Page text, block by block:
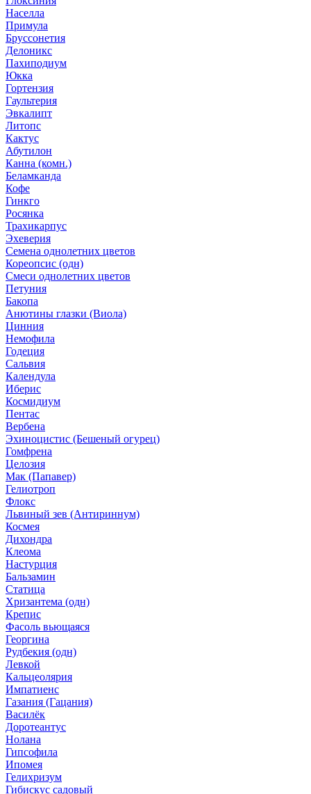
Населла
Примула
Бруссонетия
Делоникс
Пахиподиум
Юкка
Гортензия
Гаультерия
Эвкалипт
Литопс
Кактус
Абутилон
Канна (комн.)
Беламканда
Кофе
Гинкго
Росянка
Трахикарпус
Эхеверия
Семена однолетних цветов
Кореопсис (одн)
Смеси однолетних цветов
Петуния
Бакопа
Анютины глазки (Виола)
Цинния
Немофила
Годеция
Сальвия
Календула
Иберис
Космидиум
Пентас
Вербена
Эхиноцистис (Бешеный огурец)
Гомфрена
Целозия
Мак (Папавер)
Гелиотроп
Флокс
Львиный зев (Антириннум)
Космея
Дихондра
Клеома
Настурция
Бальзамин
Статица
Хризантема (одн)
Крепис
Фасоль вьющаяся
Георгина
Рудбекия (одн)
Левкой
Кальцеолярия
Импатиенс
Газания (Гацания)
Василёк
Доротеантус
Нолана
Гипсофила
Ипомея
Гелихризум
Гибискус садовый